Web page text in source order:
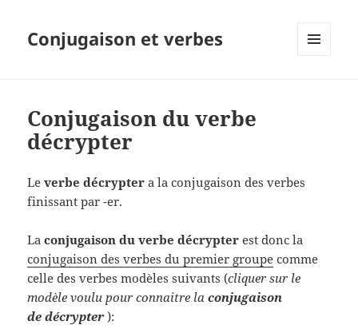
Conjugaison et verbes
Conjugaison du verbe
décrypter
Leverbe décrypter a la conjugaison des verbes
finissant par -er.
Laconjugaison du verbe décrypter est donc la
conjugaison des verbes du premier groupe comme
celle des verbes modèles suivants (cliquer sur le
modèle voulu pour connaitre laconjugaison
de décrypter):